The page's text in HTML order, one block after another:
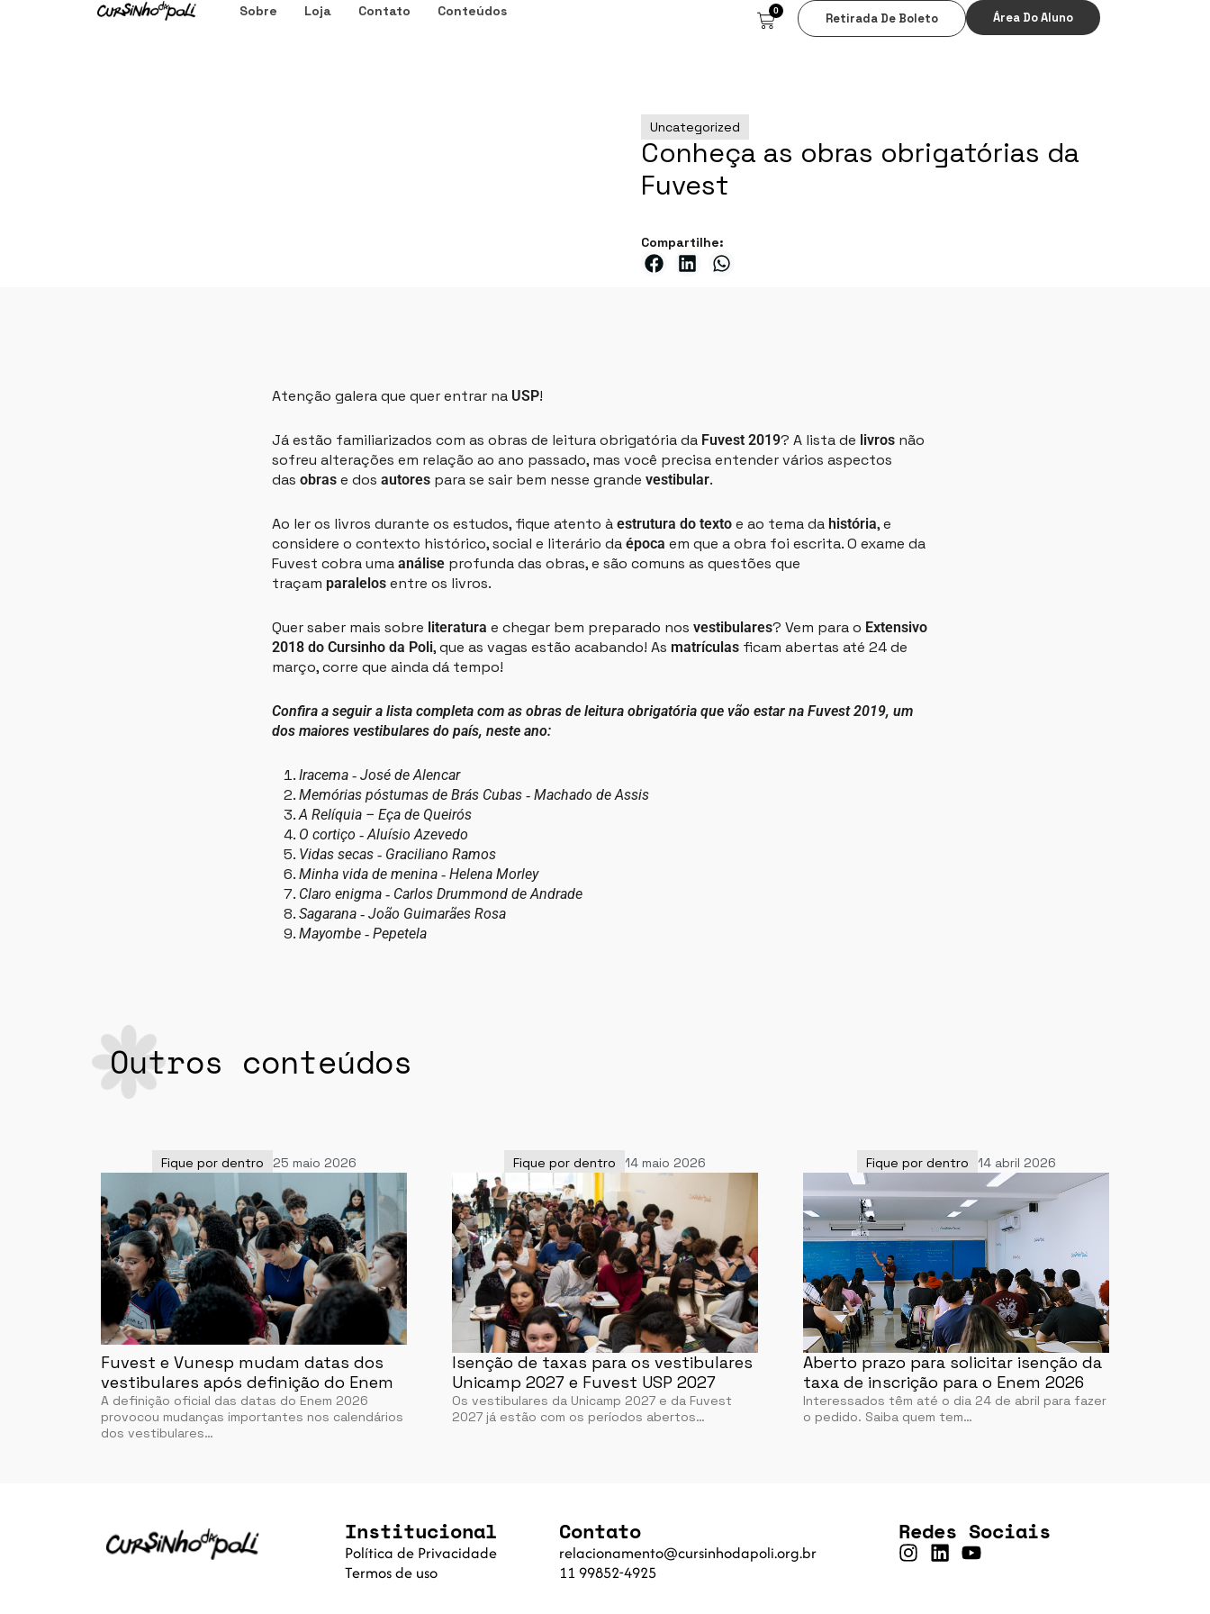
Sobre Loja Contato Conteúdos 0
Retirada De Boleto Área Do Aluno
Uncategorized
Conheça as obras obrigatórias da
Fuvest
Compartilhe:
Atenção galera que quer entrar na USP!
Já estão familiarizados com as obras de leitura obrigatória da Fuvest 2019? A lista de livrosnão
sofreu alterações em relação ao ano passado, mas você precisa entender vários aspectos
das obrase dos autorespara se sair bem nesse grande vestibular.
Ao ler os livros durante os estudos, fique atento à estrutura do textoe ao tema da história, e
considere o contexto histórico, social e literário da época em que a obra foi escrita. O exame da
Fuvest cobra uma análiseprofunda das obras, e são comuns as questões que
traçam paralelosentre os livros.
Quer saber mais sobre literatura e chegar bem preparado nos vestibulares? Vem para o Extensivo
2018 do Cursinho da Poli, que as vagas estão acabando! As matrículasficam abertas até 24 de
março, corre que ainda dá tempo!
Confira a seguir a lista completa com as obras de leitura obrigatória que vão estar na Fuvest 2019, um
dos maiores vestibulares do país, neste ano:
Iracema ‐ José de Alencar
Memórias póstumas de Brás Cubas ‐ Machado de Assis
A Relíquia – Eça de Queirós
O cortiço ‐ Aluísio Azevedo
Vidas secas ‐ Graciliano Ramos
Minha vida de menina ‐ Helena Morley
Claro enigma ‐ Carlos Drummond de Andrade
Sagarana ‐ João Guimarães Rosa
Mayombe ‐ Pepetela
Outros conteúdos
Fique por dentro 25 maio 2026
Fuvest e Vunesp mudam datas dos
vestibulares após definição do Enem
A definição oficial das datas do Enem 2026
provocou mudanças importantes nos calendários
dos vestibulares…
Fique por dentro 14 maio 2026
Isenção de taxas para os vestibulares
Unicamp 2027 e Fuvest USP 2027
Os vestibulares da Unicamp 2027 e da Fuvest
2027 já estão com os períodos abertos…
Fique por dentro 14 abril 2026
Aberto prazo para solicitar isenção da
taxa de inscrição para o Enem 2026
Interessados têm até o dia 24 de abril para fazer
o pedido. Saiba quem tem…
Institucional
Política de Privacidade
Termos de uso
Contato
relacionamento@cursinhodapoli.org.br
11 99852-4925
Redes Sociais